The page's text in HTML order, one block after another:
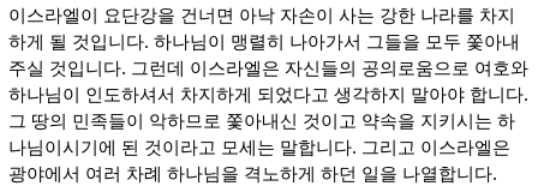
이스라엘이 요단강을 건너면 아낙 자손이 사는 강한 나라를 차지
하게 될 것입니다. 하나님이 맹렬히 나아가서 그들을 모두 쫓아내
주실 것입니다. 그런데 이스라엘은 자신들의 공의로움으로 여호와
하나님이 인도하셔서 차지하게 되었다고 생각하지 말아야 합니다.
그 땅의 민족들이 악하므로 쫓아내신 것이고 약속을 지키시는 하
나님이시기에 된 것이라고 모세는 말합니다. 그리고 이스라엘은
광야에서 여러 차례 하나님을 격노하게 하던 일을 나열합니다.